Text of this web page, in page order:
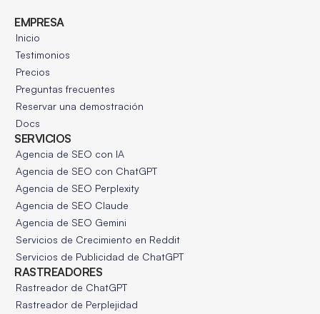
EMPRESA
Inicio
Testimonios
Precios
Preguntas frecuentes
Reservar una demostración
Docs
SERVICIOS
Agencia de SEO con IA
Agencia de SEO con ChatGPT
Agencia de SEO Perplexity
Agencia de SEO Claude
Agencia de SEO Gemini
Servicios de Crecimiento en Reddit
Servicios de Publicidad de ChatGPT
RASTREADORES
Rastreador de ChatGPT
Rastreador de Perplejidad